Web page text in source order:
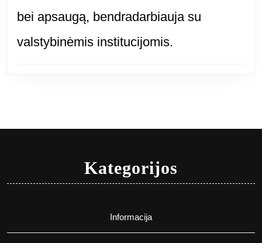
bei apsaugą, bendradarbiauja su
valstybinėmis institucijomis.
Kategorijos
Informacija